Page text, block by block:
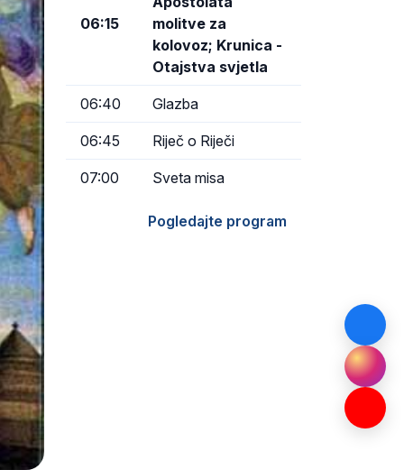
06:15
molitve za
kolovoz; Krunica -
Otajstva svjetla
06:40 Glazba
06:45 Riječ o Riječi
07:00 Sveta misa
Pogledajte program